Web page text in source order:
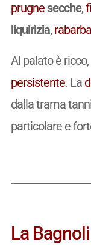
prugnesecche,
liquirizia,
Al palato è
persistente. La
dalla trama
particolare e
La